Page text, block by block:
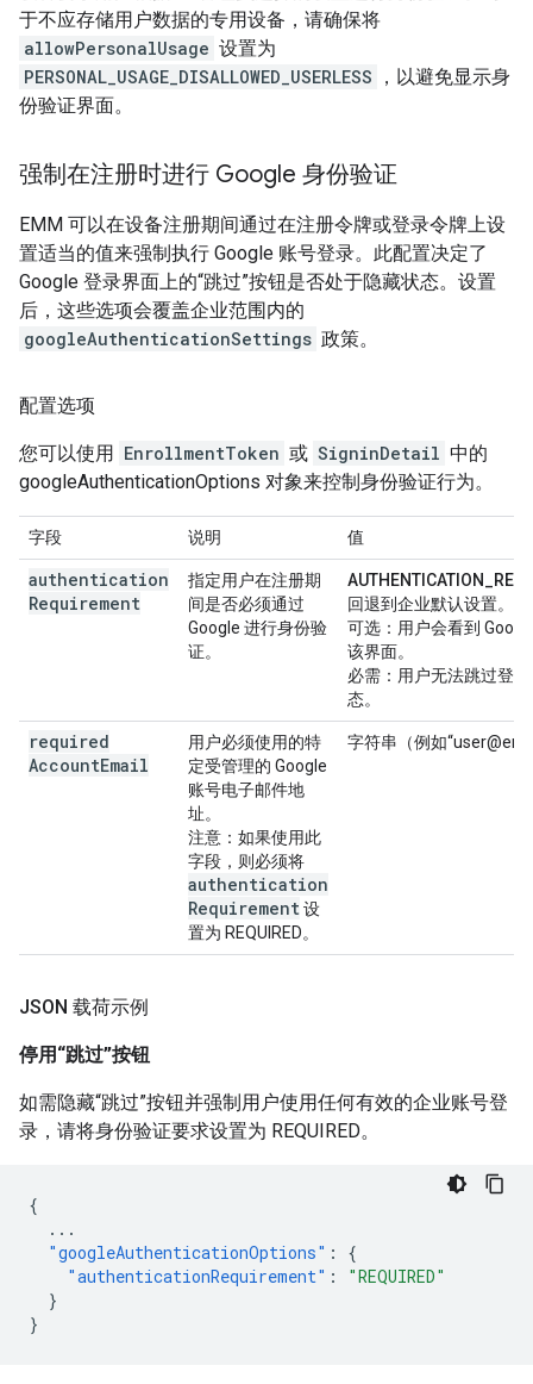
于不应存储用户数据的专用设备，请确保将
allowPersonalUsage 设置为
PERSONAL_USAGE_DISALLOWED_USERLESS
，以避免显示身
份验证界面。
强制在注册时进行 Google 身份验证
EMM 可以在设备注册期间通过在注册令牌或登录令牌上设
置适当的值来强制执行 Google 账号登录。此配置决定了
Google 登录界面上的“跳过”按钮是否处于隐藏状态。设置
后，这些选项会覆盖企业范围内的
googleAuthenticationSettings 政策。
配置选项
您可以使用 EnrollmentToken 或 SigninDetail 中的
googleAuthenticationOptions 对象来控制身份验证行为。
字段 说明 值
authentication
Requirement
指定用户在注册期
间是否必须通过
Google 进行身份验
证。
回退到企业默认设置。
可选 ：用户会看到
该界面。
必需 ：用户无法跳过登
态。
required
AccountEmail
用户必须使用的特
定受管理的 Google
账号电子邮件地
址。
注意 ：如果使用此
字段，则必须将
authentication
Requirement设
置为 REQUIRED。
字符串（例如
JSON 载荷示例
停用“跳过”按钮
如需隐藏“跳过”按钮并强制用户使用任何有效的企业账号登
录，请将身份验证要求设置为 REQUIRED。
{
...
"googleAuthenticationOptions" :
{
"authenticationRequirement" :
"REQUIRED"
}
}